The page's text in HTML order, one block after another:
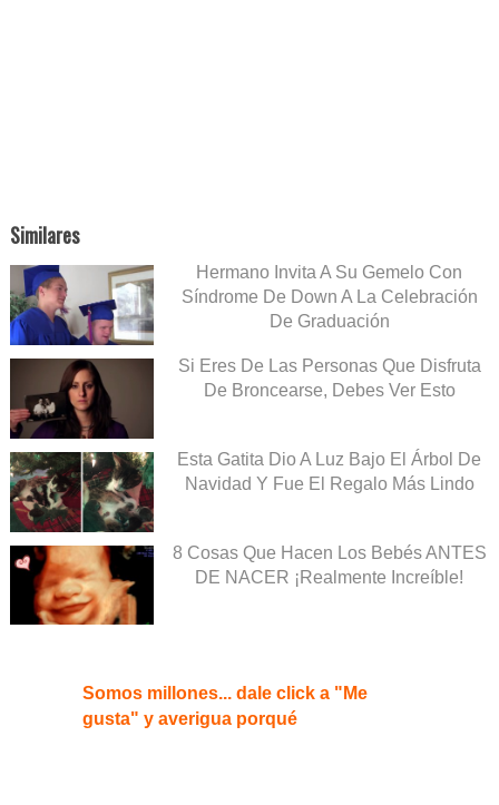
Similares
Hermano Invita A Su Gemelo Con
Síndrome De Down A La Celebración
De Graduación
Si Eres De Las Personas Que Disfruta
De Broncearse, Debes Ver Esto
Esta Gatita Dio A Luz Bajo El Árbol De
Navidad Y Fue El Regalo Más Lindo
8 Cosas Que Hacen Los Bebés ANTES
DE NACER ¡Realmente Increíble!
Somos millones... dale click a "Me
gusta" y averigua porqué